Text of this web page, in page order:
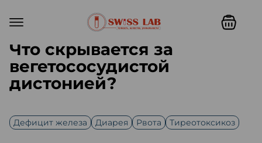
Что скрывается за
вегетососудистой
дистонией?
Дефицит железа Диарея Рвота Тиреотоксикоз